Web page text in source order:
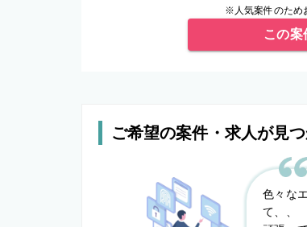
※人気案件のため
この
ご希望の案件・求人が見
色々な
て、、